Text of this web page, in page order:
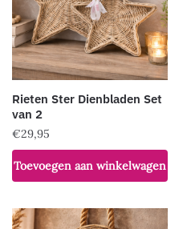
Rieten Ster Dienbladen Set
van 2
€29,95
Toevoegen aan winkelwagen